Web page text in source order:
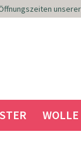
WOLLE